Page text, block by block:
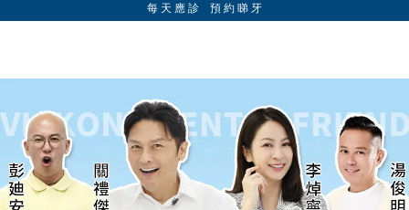
每 天 應 診 預 約 睇 牙